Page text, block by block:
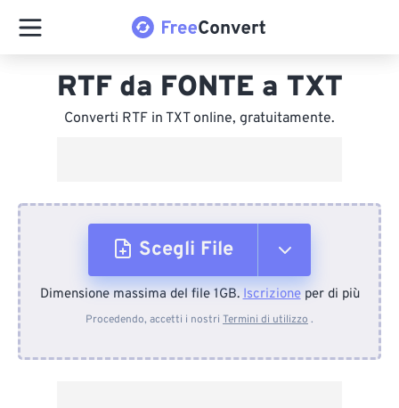
RTF da FONTE a TXT
Converti RTF in TXT online, gratuitamente.
Scegli File
Dal dispositivo
Dimensione massima del file 1GB.Iscrizioneper di più
Procedendo, accetti i nostri Termini di utilizzo .